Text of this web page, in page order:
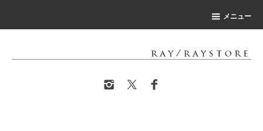
メニュー